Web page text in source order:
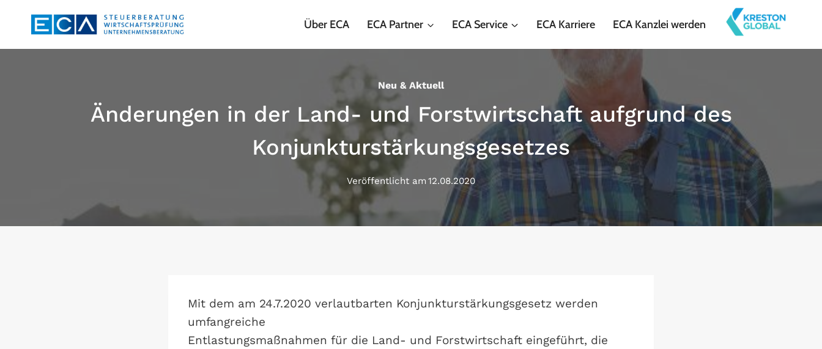
Über ECA ECA Partner ECA Service ECA Karriere ECA Kanzlei werden
Neu & Aktuell
Änderungen in der Land- und Forstwirtschaft aufgrund des
Konjunkturstärkungsgesetzes
Veröffentlicht am 12.08.2020
Mit dem am 24.7.2020 verlautbarten Konjunkturstärkungsgesetz werden
umfangreiche
Entlastungsmaßnahmen für die Land- und Forstwirtschaft eingeführt, die